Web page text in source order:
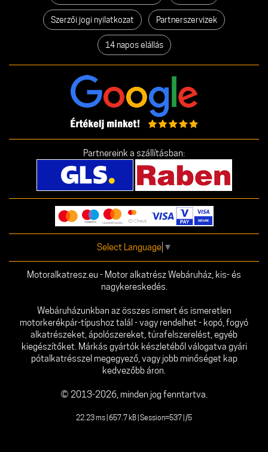
Szerzői jogi nyilatkozat Partnerszervizek
14 napos elállás
Partnereink a szállításban:
Select Language ▼
Motoralkatresz.eu - Motor alkatrész Webáruház, kis- és
nagykereskedés.
Webáruházunkban az összes ismert és ismeretlen
motorkerékpár-típushoz talál - vagy rendelhet - kopó, fogyó
alkatrészeket, ápolószereket, túrafelszerelést, egyéb
kiegészítőket. Márkás gyártók készletéből válogatva gyári
pótalkatrésszel megegyező, vagy jobb minőséget kap
kedvezőbb áron.
© 2013-2026, minden jog fenntartva.
22.23 ms | 657.7 kB | Session=537 | /5